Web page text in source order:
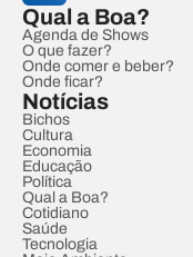
Qual a Boa?
Agenda de Shows
O que fazer?
Onde comer e beber?
Onde ficar?
Notícias
Bichos
Cultura
Economia
Educação
Política
Qual a Boa?
Cotidiano
Saúde
Tecnologia